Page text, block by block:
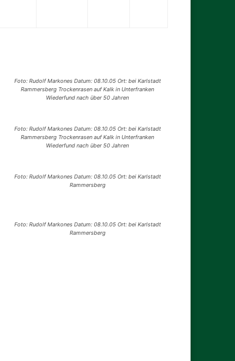
Foto: Rudolf Markones Datum: 08.10.05 Ort: bei Karlstadt
Rammersberg Trockenrasen auf Kalk in Unterfranken
Wiederfund nach über 50 Jahren
Foto: Rudolf Markones Datum: 08.10.05 Ort: bei Karlstadt
Rammersberg Trockenrasen auf Kalk in Unterfranken
Wiederfund nach über 50 Jahren
Foto: Rudolf Markones Datum: 08.10.05 Ort: bei Karlstadt
Rammersberg
Foto: Rudolf Markones Datum: 08.10.05 Ort: bei Karlstadt
Rammersberg